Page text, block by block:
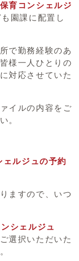
保育コンシェルジ
園課に配置し
で勤務経験のあ
様一人ひとりの
対応させていた
イルの内容をご
。
ルジュの予約
ますので、いつ
シェルジュ
ご選択いただいた